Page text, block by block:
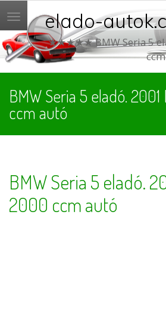
Menü elado-
★★★★★ BMW Seria 5
ccm
BMW Seria 5 eladó.
ccm autó
BMW Seria 5 eladó.
2000 ccm autó